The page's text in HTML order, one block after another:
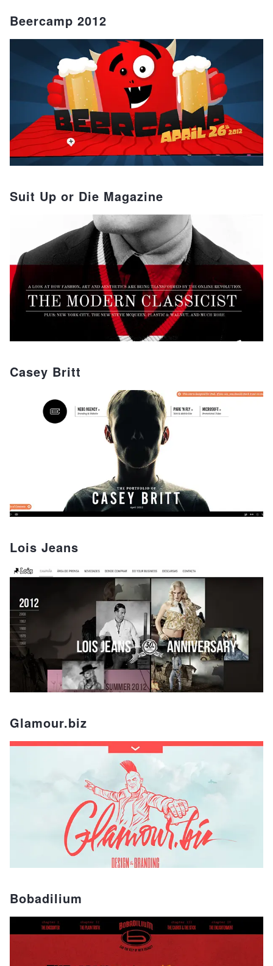
Beercamp 2012
Suit Up or Die Magazine
Casey Britt
Lois Jeans
Glamour.biz
Bobadilium